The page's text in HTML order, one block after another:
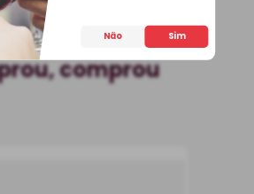
comprou
Não Sim